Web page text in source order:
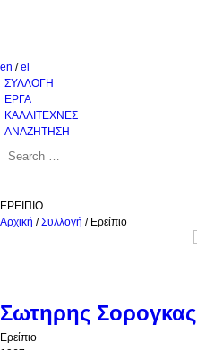
en /el
ΣΥΛΛΟΓΗ
ΕΡΓΑ
ΚΑΛΛΙΤΕΧΝΕΣ
ΑΝΑΖΗΤΗΣΗ
ΕΡΕΙΠΙΟ
Αρχική /Συλλογή / Ερείπιο
Σωτηρης Σορογκας
Ερείπιο